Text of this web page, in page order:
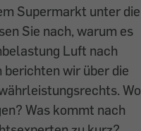
Supermarkt unter die
Sie nach, warum es
Luft nach
wir über die
Wo
Was kommt nach